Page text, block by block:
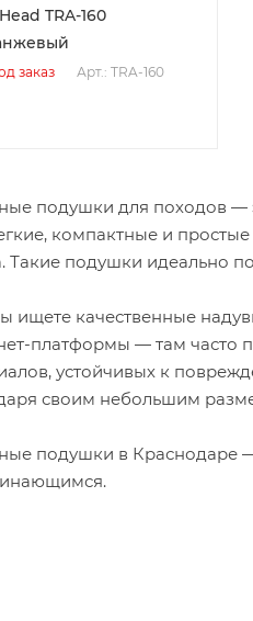
TRA-160
заказ Арт.: TRA-160
подушки для походов —
компактные и простые
Такие подушки идеально
ищете качественные
платформы — там часто
устойчивых к
своим небольшим
подушки в Краснодаре